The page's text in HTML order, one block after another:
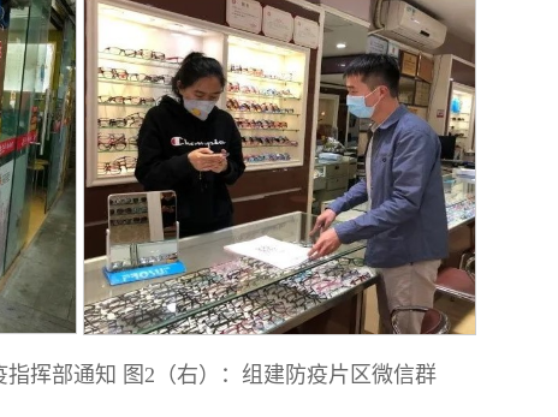
指挥部通知 图2（右）：组建防疫片区微信群